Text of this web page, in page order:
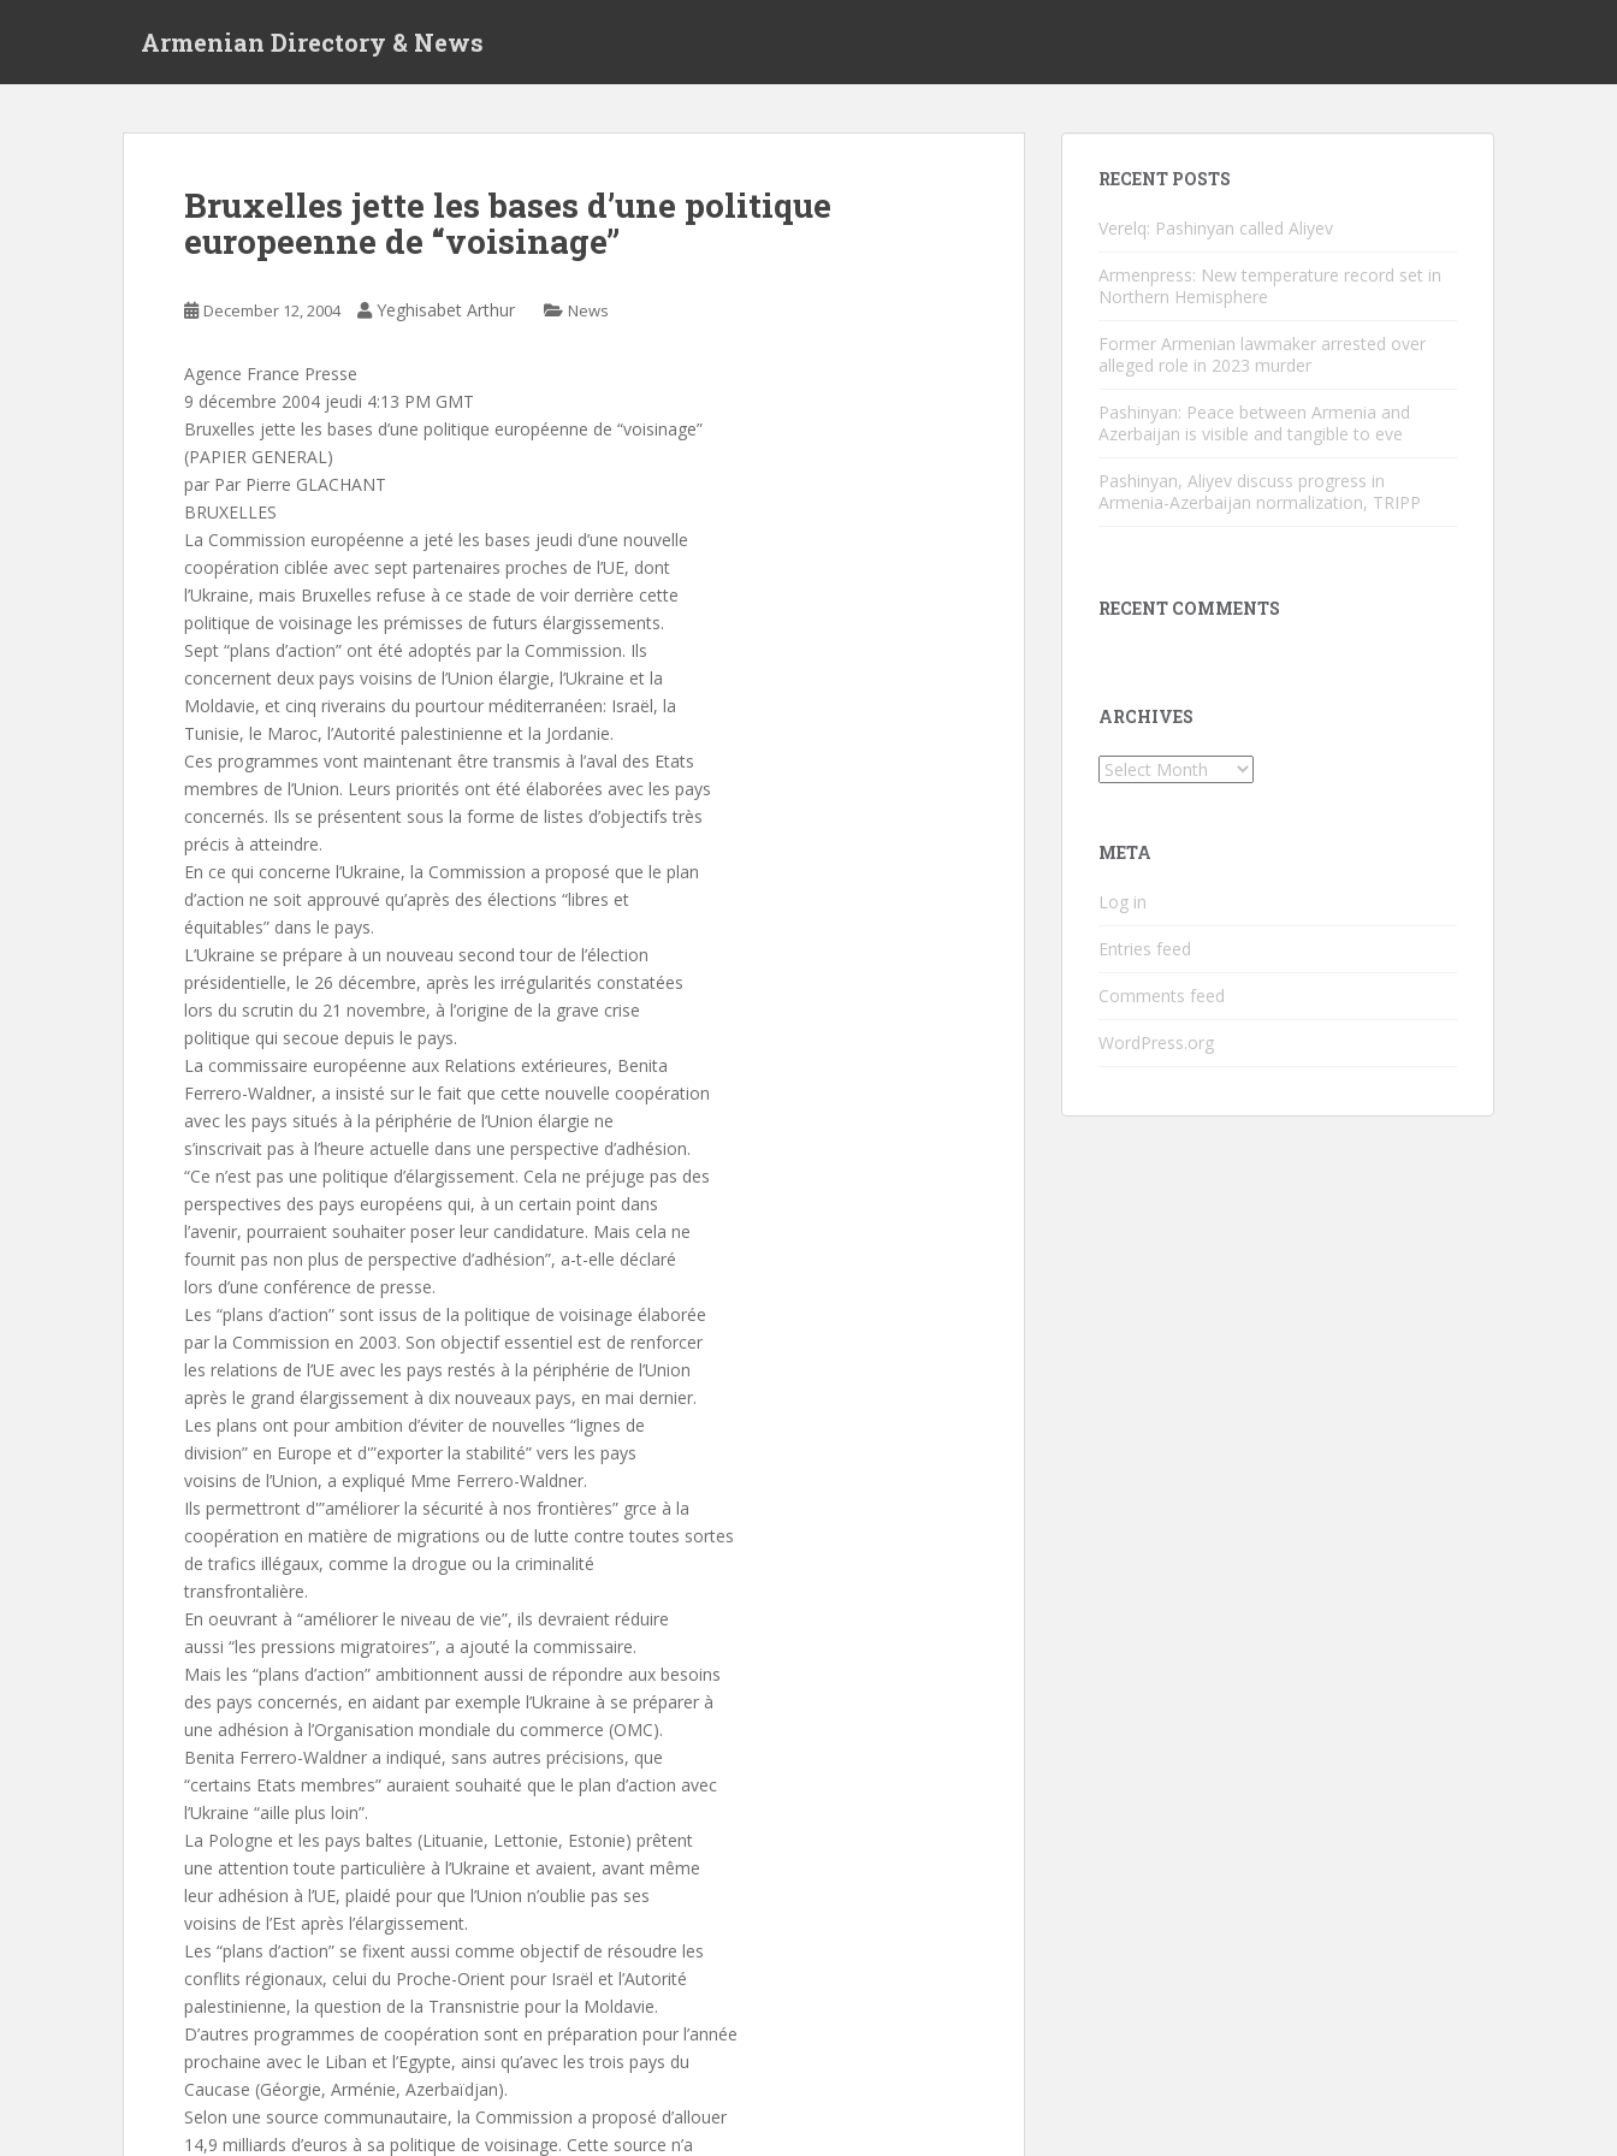
Armenian Directory & News
Bruxelles jette les bases d’une politique
europeenne de “voisinage”
December 12, 2004 Yeghisabet Arthur News
Agence France Presse
9 décembre 2004 jeudi 4:13 PM GMT
Bruxelles jette les bases d’une politique européenne de “voisinage”
(PAPIER GENERAL)
par Par Pierre GLACHANT
BRUXELLES
La Commission européenne a jeté les bases jeudi d’une nouvelle
coopération ciblée avec sept partenaires proches de l’UE, dont
l’Ukraine, mais Bruxelles refuse à ce stade de voir derrière cette
politique de voisinage les prémisses de futurs élargissements.
Sept “plans d’action” ont été adoptés par la Commission. Ils
concernent deux pays voisins de l’Union élargie, l’Ukraine et la
Moldavie, et cinq riverains du pourtour méditerranéen: Israël, la
Tunisie, le Maroc, l’Autorité palestinienne et la Jordanie.
Ces programmes vont maintenant être transmis à l’aval des Etats
membres de l’Union. Leurs priorités ont été élaborées avec les pays
concernés. Ils se présentent sous la forme de listes d’objectifs très
précis à atteindre.
En ce qui concerne l’Ukraine, la Commission a proposé que le plan
d’action ne soit approuvé qu’après des élections “libres et
équitables” dans le pays.
L’Ukraine se prépare à un nouveau second tour de l’élection
présidentielle, le 26 décembre, après les irrégularités constatées
lors du scrutin du 21 novembre, à l’origine de la grave crise
politique qui secoue depuis le pays.
La commissaire européenne aux Relations extérieures, Benita
Ferrero-Waldner, a insisté sur le fait que cette nouvelle coopération
avec les pays situés à la périphérie de l’Union élargie ne
s’inscrivait pas à l’heure actuelle dans une perspective d’adhésion.
“Ce n’est pas une politique d’élargissement. Cela ne préjuge pas des
perspectives des pays européens qui, à un certain point dans
l’avenir, pourraient souhaiter poser leur candidature. Mais cela ne
fournit pas non plus de perspective d’adhésion”, a-t-elle déclaré
lors d’une conférence de presse.
Les “plans d’action” sont issus de la politique de voisinage élaborée
par la Commission en 2003. Son objectif essentiel est de renforcer
les relations de l’UE avec les pays restés à la périphérie de l’Union
après le grand élargissement à dix nouveaux pays, en mai dernier.
Les plans ont pour ambition d’éviter de nouvelles “lignes de
division” en Europe et d'”exporter la stabilité” vers les pays
voisins de l’Union, a expliqué Mme Ferrero-Waldner.
Ils permettront d'”améliorer la sécurité à nos frontières” grce à la
coopération en matière de migrations ou de lutte contre toutes sortes
de trafics illégaux, comme la drogue ou la criminalité
transfrontalière.
En oeuvrant à “améliorer le niveau de vie”, ils devraient réduire
aussi “les pressions migratoires”, a ajouté la commissaire.
Mais les “plans d’action” ambitionnent aussi de répondre aux besoins
des pays concernés, en aidant par exemple l’Ukraine à se préparer à
une adhésion à l’Organisation mondiale du commerce (OMC).
Benita Ferrero-Waldner a indiqué, sans autres précisions, que
“certains Etats membres” auraient souhaité que le plan d’action avec
l’Ukraine “aille plus loin”.
La Pologne et les pays baltes (Lituanie, Lettonie, Estonie) prêtent
une attention toute particulière à l’Ukraine et avaient, avant même
leur adhésion à l’UE, plaidé pour que l’Union n’oublie pas ses
voisins de l’Est après l’élargissement.
Les “plans d’action” se fixent aussi comme objectif de résoudre les
conflits régionaux, celui du Proche-Orient pour Israël et l’Autorité
palestinienne, la question de la Transnistrie pour la Moldavie.
D’autres programmes de coopération sont en préparation pour l’année
prochaine avec le Liban et l’Egypte, ainsi qu’avec les trois pays du
Caucase (Géorgie, Arménie, Azerbaïdjan).
Selon une source communautaire, la Commission a proposé d’allouer
14,9 milliards d’euros à sa politique de voisinage. Cette source n’a
RECENT POSTS
Verelq: Pashinyan called Aliyev
Armenpress: New temperature record set in
Northern Hemisphere
Former Armenian lawmaker arrested over
alleged role in 2023 murder
Pashinyan: Peace between Armenia and
Azerbaijan is visible and tangible to eve
Pashinyan, Aliyev discuss progress in
Armenia-Azerbaijan normalization, TRIPP
RECENT COMMENTS
ARCHIVES
Archives
META
Log in
Entries feed
Comments feed
WordPress.org